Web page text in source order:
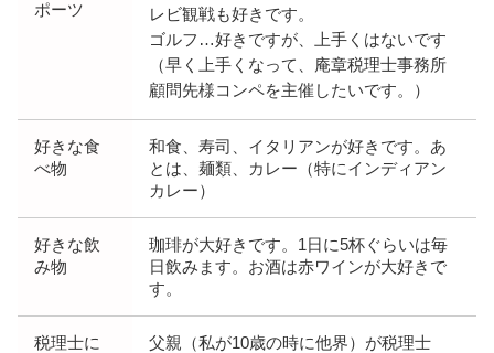
ポーツ
レビ観戦も好きです。
ゴルフ…好きですが、上手くはないです
（早く上手くなって、庵章税理士事務所
顧問先様コンペを主催したいです。）
好きな食
べ物
和食、寿司、イタリアンが好きです。あ
とは、麺類、カレー（特にインディアン
カレー）
好きな飲
み物
珈琲が大好きです。1日に5杯ぐらいは毎
日飲みます。お酒は赤ワインが大好きで
す。
税理士に
父親（私が10歳の時に他界）が税理士